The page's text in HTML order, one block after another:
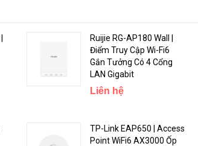
Ruijie RG-AP180 Wall |
Điểm Truy Cập Wi-Fi6
Gắn Tưởng Có 4 Cổng
LAN Gigabit
Liên hệ
TP-Link EAP650 | Access
Point WiFi6 AX3000 Ốp